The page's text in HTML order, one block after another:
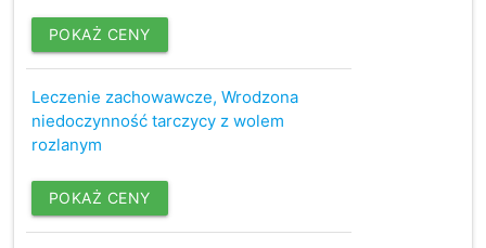
POKAŻ CENY
Leczenie zachowawcze, Wrodzona
niedoczynność tarczycy z wolem
rozlanym
POKAŻ CENY